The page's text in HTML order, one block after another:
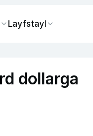
Layfstayl
dollarga